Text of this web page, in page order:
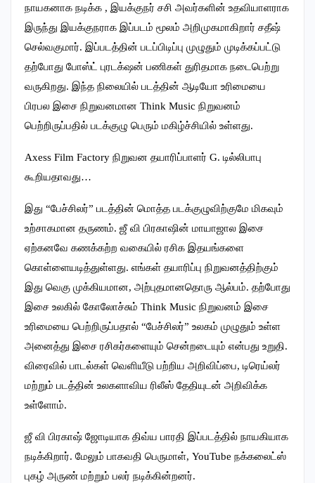
நாயகனாக நடிக்க , இயக்குநர் சசி அவர்களின் உதவியாளராக
இருந்து இயக்குநராக இப்படம் மூலம் அறிமுகமாகிறார் சதீஷ்
செல்வகுமார். இப்படத்தின் படப்பிடிப்பு முழுதும் முடிக்கப்பட்டு
தற்போது போஸ்ட் புரடக்‌ஷன் பணிகள் துரிதமாக நடைபெற்று
வருகிறது. இந்த நிலையில் படத்தின் ஆடியோ உரிமையை
பிரபல இசை நிறுவனமான Think Music நிறுவனம்
பெற்றிருப்பதில் படக்குழு பெரும் மகிழ்ச்சியில் உள்ளது.
Axess Film Factory நிறுவன தயாரிப்பாளர் G. டில்லிபாபு
கூறியதாவது…
இது “பேச்சிலர்” படத்தின் மொத்த படக்குழுவிற்குமே மிகவும்
உற்சாகமான தருணம். ஜீ வி பிரகாஷின் மாயாஜால இசை
ஏற்கனவே கணக்கற்ற வகையில் ரசிக இதயங்களை
கொள்ளையடித்துள்ளது. எங்கள் தயாரிப்பு நிறுவனத்திற்கும்
இது வெகு முக்கியமான, அற்புதமானதொரு ஆல்பம். தற்போது
இசை உலகில் கோலோச்சும் Think Music நிறுவனம் இசை
உரிமையை பெற்றிருப்பதால் “பேச்சிலர்” உலகம் முழுதும் உள்ள
அனைத்து இசை ரசிகர்களையும் சென்றடையும் என்பது உறுதி.
விரைவில் பாடல்கள் வெளியீடு பற்றிய அறிவிப்பை, டிரெய்லர்
மற்றும் படத்தின் உலகளாவிய ரிலீஸ் தேதியுடன் அறிவிக்க
உள்ளோம்.
ஜீ வி பிரகாஷ் ஜோடியாக திவ்ய பாரதி இப்படத்தில் நாயகியாக
நடிக்கிறார். மேலும் பாகவதி பெருமாள், YouTube நக்கலைட்ஸ்
புகழ் அருண் மற்றும் பலர் நடிக்கின்றனர்.